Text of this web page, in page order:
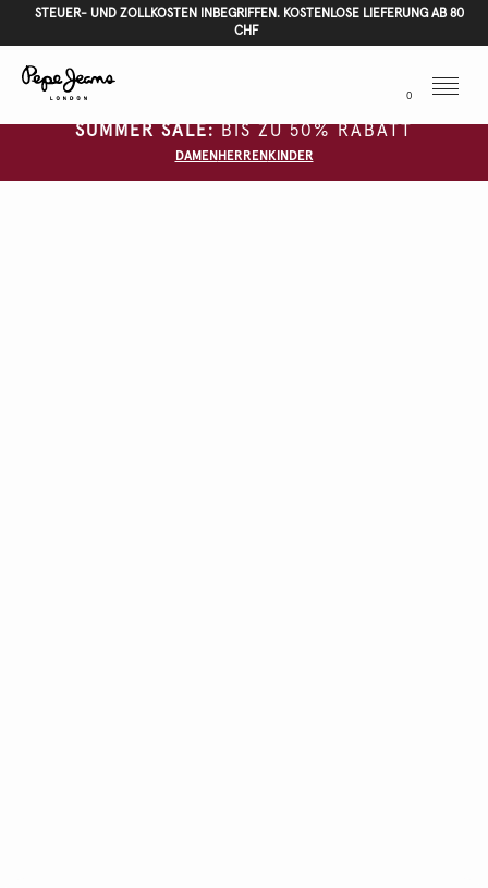
STEUER- UND ZOLLKOSTEN INBEGRIFFEN. KOSTENLOSE LIEFERUNG AB 80
CHF
0
Menu
SUMMER SALE:BIS ZU 50% RABATT
DAMEN HERREN KINDER